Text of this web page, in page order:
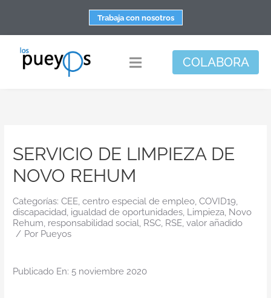
contenido
Trabaja con nosotros
Toggle
Apoyo personal y familiar
Espacio de bienestar
Responsabilidad social
DisArte
Contacto
COLABORA
SERVICIO DE LIMPIEZA DE
NOVO REHUM
Categorías: CEE, centro especial de empleo, COVID19,
discapacidad, igualdad de oportunidades, Limpieza, Novo
Rehum, responsabilidad social, RSC, RSE, valor añadido
/ Por Pueyos
Publicado En: 5 noviembre 2020